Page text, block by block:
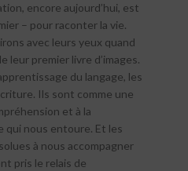
encore aujourd’hui, est
– pour raconter la vie.
avec leurs yeux quand
leur premier livre d’images.
du langage, les
Ils sont comme une
et à la
qui nous entoure. Et les
à nous accompagner
pris le relais de